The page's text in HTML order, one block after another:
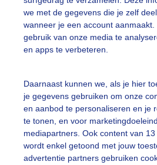
we met de gegevens die je zelf
wanneer je een account
gebruik van onze media te
en apps te verbeteren.
Daarnaast kunnen we, als je hier
je gegevens gebruiken om onze
en aanbod te personaliseren en je
te tonen, en voor
mediapartners. Ook content van
wordt enkel getoond met jouw
advertentie partners gebruiken
boven de golven bij windkracht
Zwitserw Gemaakt: 05-10-2025,
Kitesurfen Wind